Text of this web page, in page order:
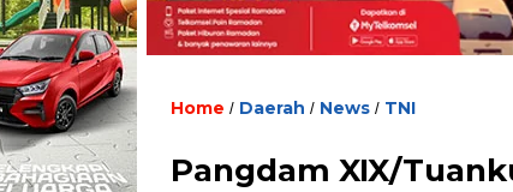
Home / Daerah / News / TNI
Pangdam XIX/